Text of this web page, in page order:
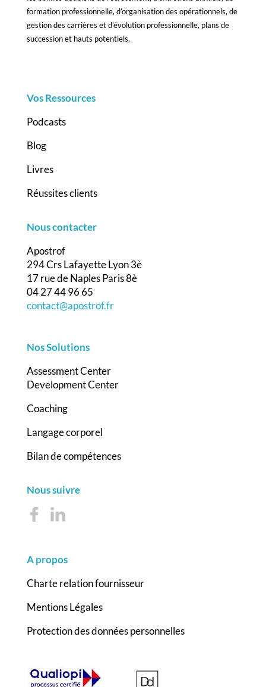
formation professionnelle, d’organisation des opérationnels, de
gestion des carrières et d’évolution professionnelle, plans de
succession et hauts potentiels.
Vos Ressources
Podcasts
Blog
Livres
Réussites clients
Nous contacter
Apostrof
294 Crs Lafayette Lyon 3è
17 rue de Naples Paris 8è
04 27 44 96 65
contact@apostrof.fr
Nos Solutions
Assessment Center
Development Center
Coaching
Langage corporel
Bilan de compétences
Nous suivre
A propos
Charte relation fournisseur
Mentions Légales
Protection des données personnelles